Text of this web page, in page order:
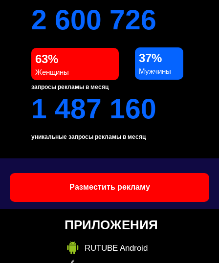
37%
Мужчины
63%
Женщины
1 487 160
2 600 726
уникальные запросы рекламы в месяц
запросы рекламы в месяц
Разместить рекламу
ПРИЛОЖЕНИЯ
RUTUBE Android